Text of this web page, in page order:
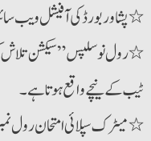
٭ پشاور بورڈ کی آفیشل
٭ رول نو سلپس” سیکشن تلاش
ٹیب کے نیچے واقع ہوتا ہے۔
٭ میٹرک سپلائی امتحان